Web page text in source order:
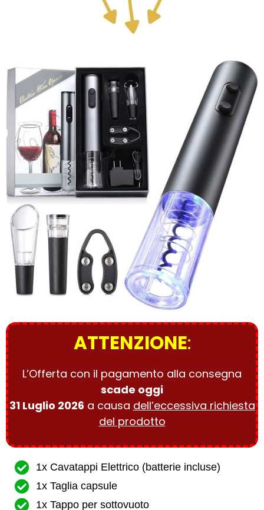
ATTENZIONE:
L’Offerta con il pagamento alla consegna
scade oggi
31 Luglio 2026 a causa dell’eccessiva richiesta
del prodotto
1x Cavatappi Elettrico (batterie incluse)
1x Taglia capsule
1x Tappo per sottovuoto